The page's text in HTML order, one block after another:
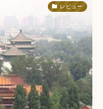
レビュー